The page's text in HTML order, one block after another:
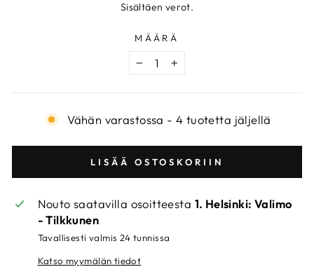
Sisältäen verot.
MÄÄRÄ
− +
Vähän varastossa - 4 tuotetta jäljellä
LISÄÄ OSTOSKORIIN
Nouto saatavilla osoitteesta 1. Helsinki: Valimo
- Tilkkunen
Tavallisesti valmis 24 tunnissa
Katso myymälän tiedot